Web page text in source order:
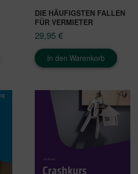
DIE HÄUFIGSTEN FALLEN
FÜR VERMIETER
29,95 €
In den Warenkorb